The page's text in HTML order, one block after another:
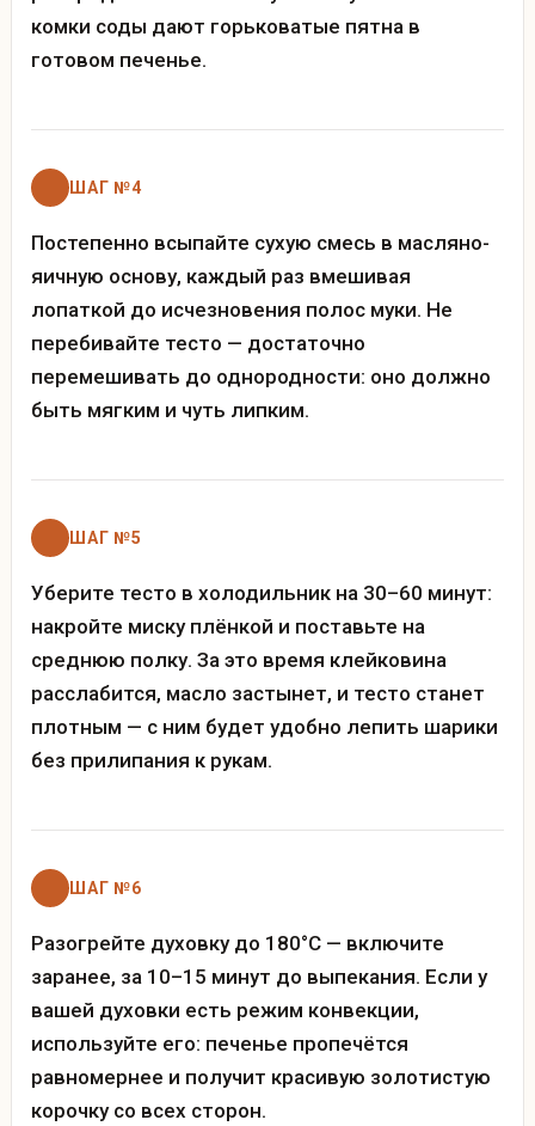
комки соды дают горьковатые пятна в
готовом печенье.
ШАГ №4
Постепенно всыпайте сухую смесь в масляно-
яичную основу, каждый раз вмешивая
лопаткой до исчезновения полос муки. Не
перебивайте тесто — достаточно
перемешивать до однородности: оно должно
быть мягким и чуть липким.
ШАГ №5
Уберите тесто в холодильник на 30–60 минут:
накройте миску плёнкой и поставьте на
среднюю полку. За это время клейковина
расслабится, масло застынет, и тесто станет
плотным — с ним будет удобно лепить шарики
без прилипания к рукам.
ШАГ №6
Разогрейте духовку до 180°C — включите
заранее, за 10–15 минут до выпекания. Если у
вашей духовки есть режим конвекции,
используйте его: печенье пропечётся
равномернее и получит красивую золотистую
корочку со всех сторон.